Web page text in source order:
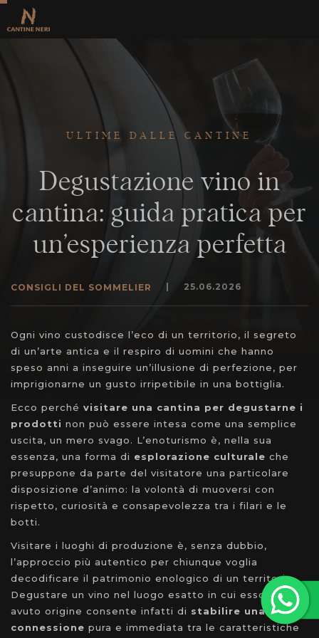
ULTIME DALLE CANTINE
Degustazione vino in
cantina: guida pratica per
un’esperienza perfetta
CONSIGLI DEL SOMMELIER 25.06.2026
Ogni vino custodisce l’eco di un territorio, il segreto
di un’arte antica e il respiro di uomini che hanno
speso anni a inseguire un’illusione di perfezione, per
imprigionarne un gusto irripetibile in una bottiglia.
Ecco perché visitare una cantina per degustarne i
prodotti non può essere intesa come una semplice
uscita, un mero svago. L’enoturismo è, nella sua
essenza, una forma di esplorazione culturale che
presuppone da parte del visitatore una particolare
disposizione d’animo: la volontà di muoversi con
rispetto, curiosità e consapevolezza tra i filari e le
botti.
Visitare i luoghi di produzione è, senza dubbio,
l’approccio più autentico per chiunque voglia
decodificare il patrimonio enologico di un territorio.
Degustare un vino nel luogo esatto in cui esso ha
avuto origine consente infatti di stabilire una
connessione pura e immediata tra le caratteristiche